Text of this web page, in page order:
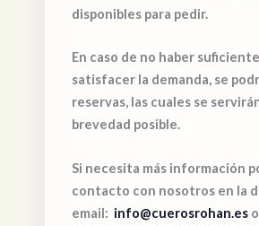
disponibles para pedir.
En caso de no haber
satisfacer la demanda, se
reservas, las cuales se
brevedad posible.
Si necesita más información
contacto con nosotros en la
email: info@cuerosrohan.es